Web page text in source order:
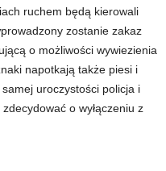
ruchem będą kierowali
zostanie zakaz
o możliwości wywiezienia
napotkają także piesi i
uroczystości policja i
o wyłączeniu z